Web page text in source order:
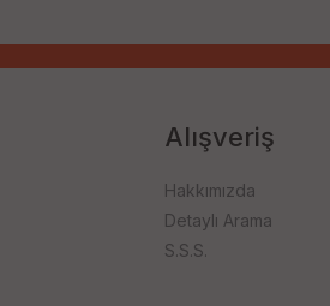
Alışveriş
Hakkımızda
Detaylı Arama
S.S.S.